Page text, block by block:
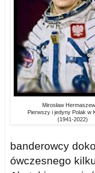
Mirosław
Pierwszy i jedyny Polak w
(1941-2022)
banderowcy
ówczesnego